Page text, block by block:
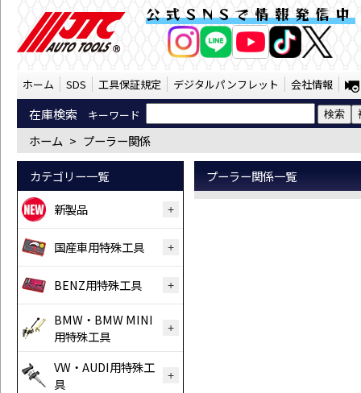
プーラー関係 （SST） | JTC Auto
公式SNSで情報発信中
ホーム SDS 工具保証規定 デジタルパンフレット 会社情報
在庫検索 キーワード
ホーム > プーラー関係
カテゴリー一覧
新製品
国産車用特殊工具
BENZ用特殊工具
BMW・BMW MINI
用特殊工具
VW・AUDI用特殊工
具
プーラー関係一覧
AI商品コンシェルジ
オンライン